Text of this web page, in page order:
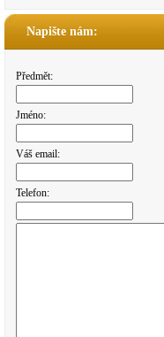
Napište nám:
Předmět:
Jméno:
Váš email:
Telefon: